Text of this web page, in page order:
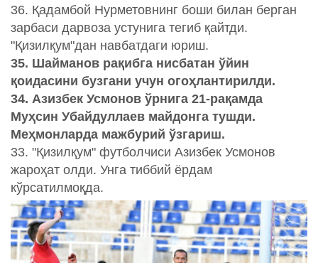
36. Қадамбой Нурметовнинг боши билан берган
зарбаси дарвоза устунига тегиб қайтди.
"Қизилқум"дан навбатдаги юриш.
35. Шайманов рақибга нисбатан ўйин
қоидасини бузгани учун огоҳлантирилди.
34. Азизбек Усмонов ўрнига 21-рақамда
Муҳсин Убайдуллаев майдонга тушди.
Меҳмонларда мажбурий ўзгариш.
33. "Қизилқум" футболчиси Азизбек Усмонов
жароҳат олди. Унга тиббий ёрдам
кўрсатилмоқда.